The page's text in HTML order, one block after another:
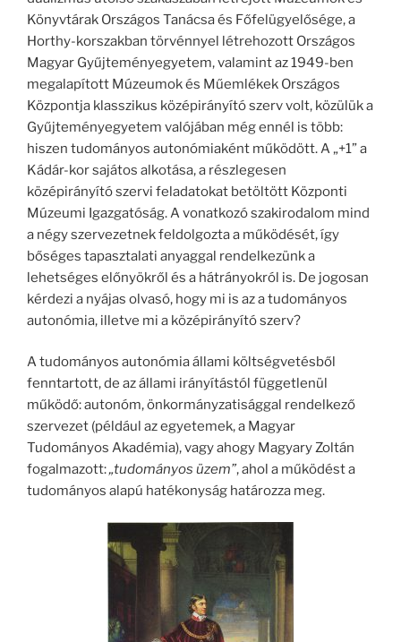
Könyvtárak Országos Tanácsa és Főfelügyelősége, a
Horthy-korszakban törvénnyel létrehozott Országos
Magyar Gyűjteményegyetem, valamint az 1949-ben
megalapított Múzeumok és Műemlékek Országos
Központja klasszikus középirányító szerv volt, közülük a
Gyűjteményegyetem valójában még ennél is több:
hiszen tudományos autonómiaként működött. A „+1” a
Kádár-kor sajátos alkotása, a részlegesen
középirányító szervi feladatokat betöltött Központi
Múzeumi Igazgatóság. A vonatkozó szakirodalom mind
a négy szervezetnek feldolgozta a működését, így
bőséges tapasztalati anyaggal rendelkezünk a
lehetséges előnyökről és a hátrányokról is. De jogosan
kérdezi a nyájas olvasó, hogy mi is az a tudományos
autonómia, illetve mi a középirányító szerv?
A tudományos autonómia állami költségvetésből
fenntartott, de az állami irányítástól függetlenül
működő: autonóm, önkormányzatisággal rendelkező
szervezet (például az egyetemek, a Magyar
Tudományos Akadémia), vagy ahogy Magyary Zoltán
fogalmazott:„tudományos üzem”, ahol a működést a
tudományos alapú hatékonyság határozza meg.